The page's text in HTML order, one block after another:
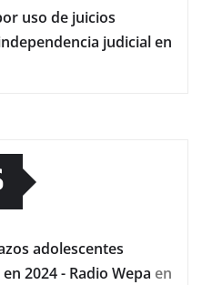
uso de juicios
judicial en
adolescentes
2024 - Radio Wepa en